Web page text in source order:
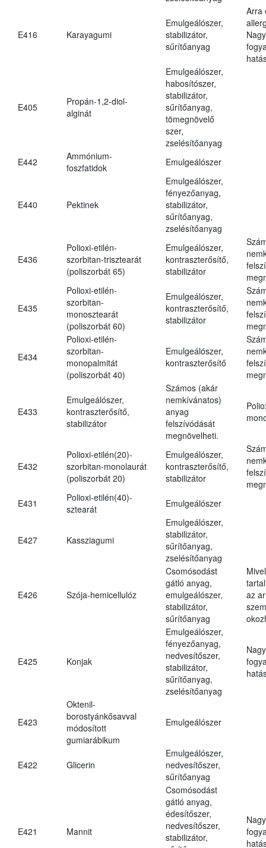
E416 Karayagumi
Emulgeálószer,
stabilizátor,
sűrítőanyag
Arra
E405
Propán-1,2-diol-
alginát
Emulgeálószer,
habosítószer,
stabilizátor,
sűrítőanyag,
tömegnövelő
szer,
zselésítőanyag
E442
Ammónium-
foszfatidok
Emulgeálószer
E440 Pektinek
Emulgeálószer,
fényezőanyag,
stabilizátor,
sűrítőanyag,
zselésítőanyag
E436
Polioxi-etilén-
szorbitan-trisztearát
(poliszorbát 65)
Emulgeálószer,
kontraszterősítő,
stabilizátor
E435
Polioxi-etilén-
szorbitan-
monosztearát
(poliszorbát 60)
Emulgeálószer,
kontraszterősítő,
stabilizátor
E434
Polioxi-etilén-
szorbitan-
monopalmitát
(poliszorbát 40)
Emulgeálószer,
kontraszterősítő
E433
Emulgeálószer,
kontraszterősítő,
stabilizátor
Számos (akár
nemkívánatos)
anyag
felszívódását
megnövelheti.
E432
Polioxi-etilén(20)-
szorbitan-monolaurát
(poliszorbát 20)
Emulgeálószer,
kontraszterősítő,
stabilizátor
E431
Polioxi-etilén(40)-
sztearát
Emulgeálószer
E427 Kassziagumi
Emulgeálószer,
stabilizátor,
sűrítőanyag,
zselésítőanyag
E426 Szója-hemicellulóz
Csomósodást
gátló anyag,
emulgeálószer,
stabilizátor,
sűrítőanyag
az
E425 Konjak
Emulgeálószer,
fényezőanyag,
nedvesítőszer,
stabilizátor,
sűrítőanyag,
zselésítőanyag
E423
Oktenil-
borostyánkősavval
módosított
gumiarábikum
Emulgeálószer
E422 Glicerin
Emulgeálószer,
nedvesítőszer,
sűrítőanyag
E421 Mannit
Csomósodást
gátló anyag,
édesítőszer,
nedvesítőszer,
stabilizátor,